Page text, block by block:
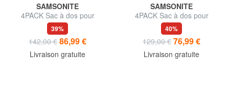
SAMSONITE
4PACK Sac à dos pour
ordinateur portable 15,6
pouces
39%
142,00 € 86,99 €
Livraison gratuite
SAMSONITE
4PACK Sac à dos pour
ordinateur portable 14 pouces
40%
129,00 € 76,99 €
Livraison gratuite